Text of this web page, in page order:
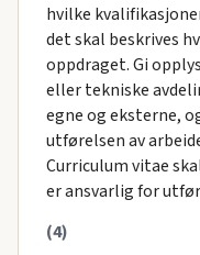
hvilke
det skal beskrives
oppdraget. Gi
eller tekniske
egne og eksterne,
utførelsen av
Curriculum vitae
er ansvarlig for
(4)